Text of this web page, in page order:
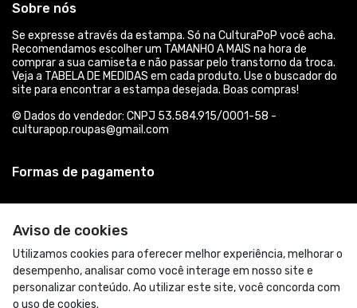
Aviso de cookies
Utilizamos cookies para oferecer melhor experiência, melhorar o
desempenho, analisar como você interage em nosso site e
personalizar conteúdo. Ao utilizar este site, você concorda com
o uso de cookies.
Sobre nós
Se expresse através da estampa. Só na CulturaPoP você acha.
Recomendamos escolher um TAMANHO A MAIS na hora de
comprar a sua camiseta e não passar pelo transtorno da troca.
Veja a TABELA DE MEDIDAS em cada produto. Use o buscador do
site para encontrar a estampa desejada. Boas compras!
© Dados do vendedor: CNPJ 53.584.915/0001-58 -
culturapop.roupas@gmail.com
Formas de pagamento